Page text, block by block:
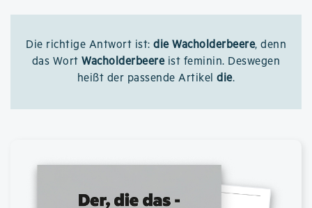
Die richtige Antwort ist: die Wacholderbeere, denn
das WortWacholderbeereist feminin. Deswegen
heißt der passende Artikeldie.